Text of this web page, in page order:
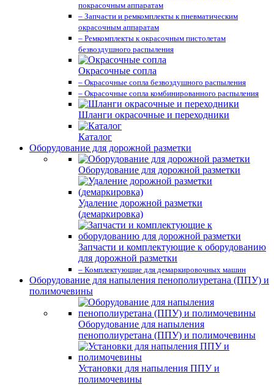
покрасочным аппаратам
– Запчасти и ремкомплекты к пневматическим
окрасочным аппаратам
– Ремкомплекты к окрасочным пистолетам
безвоздушного распыления
Окрасочные сопла
– Окрасочные сопла безвоздушного распыления
– Окрасочные сопла комбинированного распыления
Шланги окрасочные и переходники
Каталог
Оборудование для дорожной разметки
Оборудование для дорожной разметки
Удаление дорожной разметки
(демаркировка)
Запчасти и комплектующие к оборудованию
для дорожной разметки
– Комплектующие для демаркировочных машин
Оборудование для напыления пенополиуретана (ППУ) и
полимочевины
Оборудование для напыления
пенополиуретана (ППУ) и полимочевины
Установки для напыления ППУ и
полимочевины